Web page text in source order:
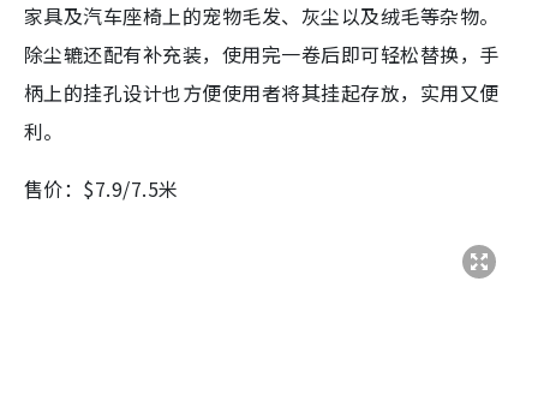
家具及汽车座椅上的宠物毛发、灰尘以及绒毛等杂物。
除尘辘还配有补充装，使用完一卷后即可轻松替换，手
柄上的挂孔设计也方便使用者将其挂起存放，实用又便
利。
售价：$7.9/7.5米